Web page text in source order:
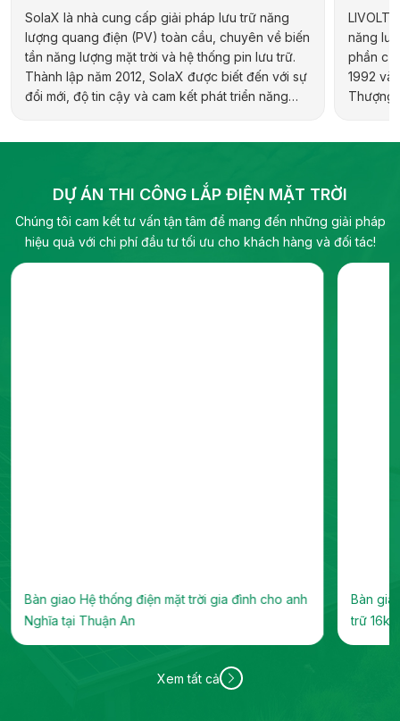
SolaX là nhà cung cấp giải pháp lưu trữ năng
lượng quang điện (PV) toàn cầu, chuyên về biến
tần năng lượng mặt trời và hệ thống pin lưu trữ.
Thành lập năm 2012, SolaX được biết đến với sự
đổi mới, độ tin cậy và cam kết phát triển năng
năng
phần
1992 và
Thượng
DỰ ÁN THI CÔNG LẮP ĐIỆN MẶT TRỜI
Chúng tôi cam kết tư vấn tận tâm để mang đến những giải pháp
hiệu quả với chi phí đầu tư tối ưu cho khách hàng và đối tác!
điện mặt trời gia đình cho anh
Bàn giao hệ thống điện mặt
trữ 16kWh tại Phường Chợ
Xem tất cả